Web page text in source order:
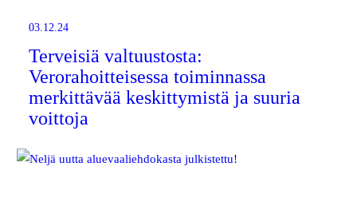
03.12.24
Terveisiä valtuustosta:
Verorahoitteisessa toiminnassa
merkittävää keskittymistä ja suuria
voittoja